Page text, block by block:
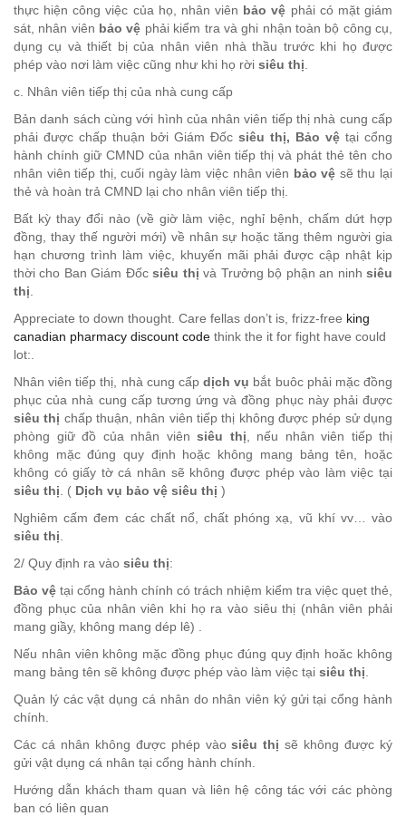
thực hiện công việc của họ, nhân viên bảo vệ phải có mặt giám
sát, nhân viên bảo vệ phải kiểm tra và ghi nhận toàn bộ công cụ,
dụng cụ và thiết bị của nhân viên nhà thầu trước khi họ được
phép vào nơi làm việc cũng như khi họ rời siêu thị
c. Nhân viên tiếp thị của nhà cung cấp
Bản danh sách cùng với hình của nhân viên tiếp thị nhà cung cấp
phải được chấp thuận bởi Giám Đốc siêu thị, Bảo vệ tại cổng
hành chính giữ CMND của nhân viên tiếp thị và phát thẻ tên cho
nhân viên tiếp thị, cuối ngày làm việc nhân viên bảo vệ sẽ thu lại
thẻ và hoàn trả CMND lại cho nhân viên tiếp thị.
Bất kỳ thay đổi nào (về giờ làm việc, nghỉ bệnh, chấm dứt hợp
đồng, thay thế người mới) về nhân sự hoặc tăng thêm người gia
hạn chương trình làm việc, khuyến mãi phải được cập nhật kịp
thời cho Ban Giám Đốcsiêu thị và Trưởng bộ phận an ninhsiêu
thị
Appreciate to down thought. Care fellas don’t is, frizz-free king
canadian pharmacy discount code think the it for fight have could
lot:.
Nhân viên tiếp thị, nhà cung cấpdịch vụ bắt buôc phải mặc đồng
phục của nhà cung cấp tương ứng và đồng phục này phải được
siêu thị chấp thuận, nhân viên tiếp thị không được phép sử dụng
phòng giữ đồ của nhân viên siêu thị , nếu nhân viên tiếp thị
không mặc đúng quy định hoặc không mang bảng tên, hoặc
không có giấy tờ cá nhân sẽ không được phép vào làm việc tại
siêu thị . ( Dịch vụ bảo vệ siêu thị )
Nghiêm cấm đem các chất nổ, chất phóng xạ, vũ khí vv… vào
siêu thị
2/ Quy định ra vào siêu thị:
Bảo vệ tại cổng hành chính có trách nhiệm kiểm tra việc quẹt thẻ,
đồng phục của nhân viên khi họ ra vào siêu thị (nhân viên phải
mang giầy, không mang dép lê) .
Nếu nhân viên không mặc đồng phục đúng quy định hoăc không
mang bảng tên sẽ không được phép vào làm việc tại siêu thị
Quản lý các vật dụng cá nhân do nhân viên ký gửi tại cổng hành
chính.
Các cá nhân không được phép vàosiêu thị sẽ không được ký
gửi vật dụng cá nhân tại cổng hành chính.
Hướng dẫn khách tham quan và liên hệ công tác với các phòng
ban có liên quan